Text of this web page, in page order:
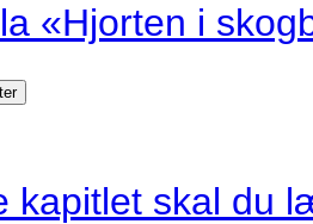
«Hjorten i
kapitlet skal du